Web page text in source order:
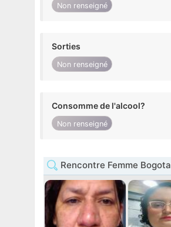
Non renseigné
Sorties
Non renseigné
Consomme de l'alcool?
Non renseigné
Rencontre Femme Bogota